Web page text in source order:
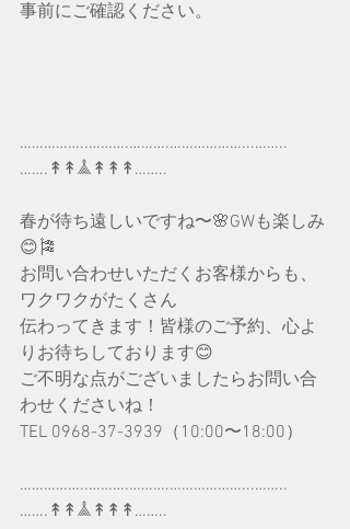
事前にご確認ください。
……………..……….……….………………...……..
…….↟↟𖣰↟↟↟……..
春が待ち遠しいですね〜🌸GWも楽しみ
😊🎏
お問い合わせいただくお客様からも、
ワクワクがたくさん
伝わってきます！皆様のご予約、心よ
りお待ちしております😊
ご不明な点がございましたらお問い合
わせくださいね！
TEL 0968-37-3939（10:00〜18:00）
……………..……….……….………………...……..
…….↟↟𖣰↟↟↟……..